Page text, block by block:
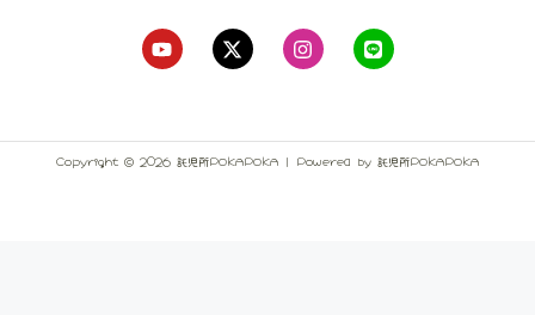
Copyright © 2026 託児所POKAPOKA | Powered by 託児所POKAPOKA